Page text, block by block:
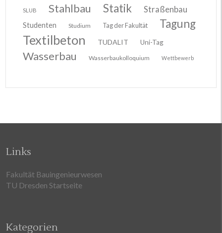
SLUB Stahlbau Statik Straßenbau
Studenten Studium Tag der Fakultät Tagung
Textilbeton TUDALIT Uni-Tag
Wasserbau Wasserbaukolloquium Wettbewerb
Links
Fakultät Bauingenieurwesen
TU Dresden Startseite
Kategorien